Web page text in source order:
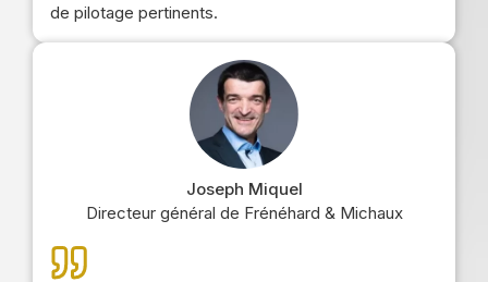
de pilotage pertinents.
Joseph Miquel
Directeur général de Frénéhard & Michaux